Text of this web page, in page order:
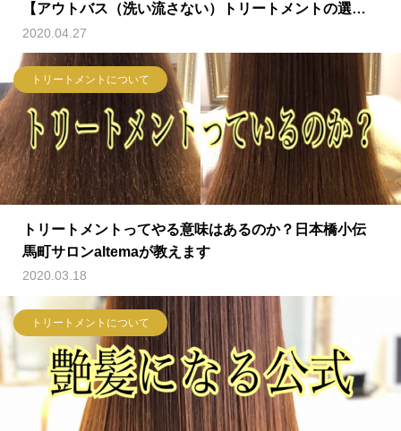
【アウトバス（洗い流さない）トリートメントの選び
方】
2020.04.27
トリートメントについて
トリートメントってやる意味はあるのか？日本橋小伝
馬町サロンaltemaが教えます
2020.03.18
トリートメントについて